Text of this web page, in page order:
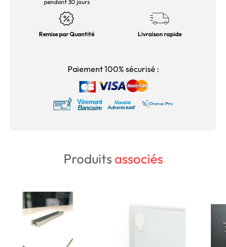
pendant 30 jours
Remise par Quantité Livraison rapide
Paiement 100% sécurisé :
Produitsassociés